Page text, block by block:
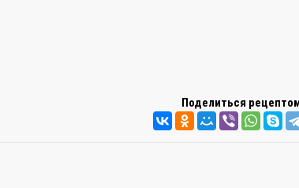
Поделиться